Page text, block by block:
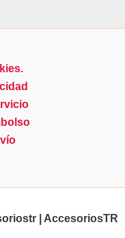
| AccesoriosTR